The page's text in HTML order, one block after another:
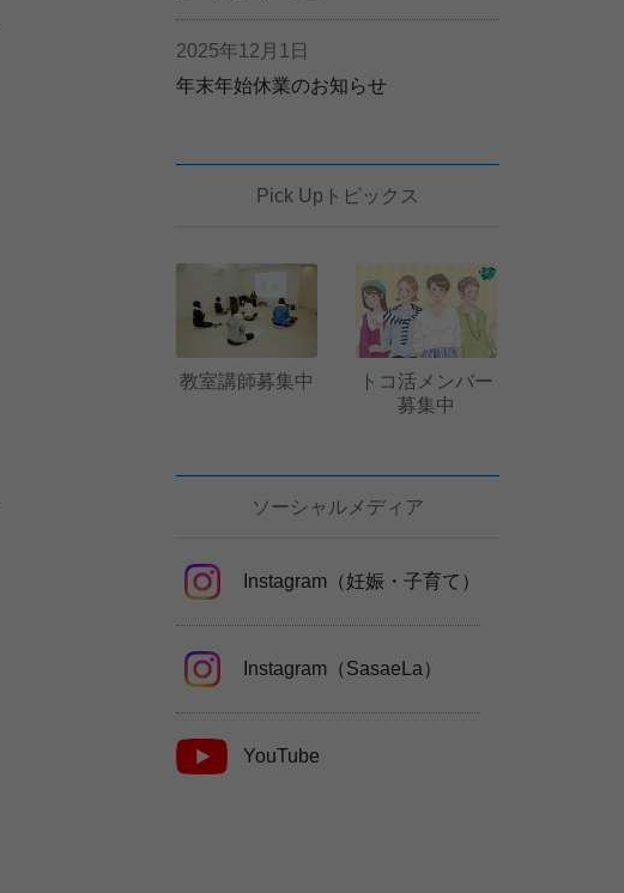
2025年12月1日
年末年始休業のお知らせ
Pick Upトピックス
教室講師募集中
トコ活メンバー
募集中
ソーシャルメディア
Instagram（妊娠・子育て）
Instagram（SasaeLa）
YouTube